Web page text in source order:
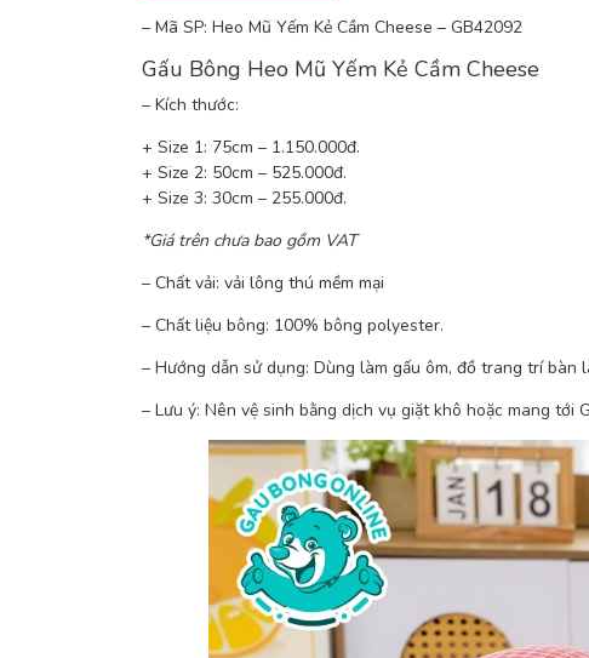
– Mã SP: Heo Mũ Yếm Kẻ Cầm Cheese – GB42092
Gấu Bông Heo Mũ Yếm Kẻ Cầm Cheese
– Kích thước:
+ Size 1: 75cm – 1.150.000đ.
+ Size 2: 50cm – 525.000đ.
+ Size 3: 30cm – 255.000đ.
*Giá trên chưa bao gồm VAT
– Chất vải: vải lông thú mềm mại
– Chất liệu bông: 100% bông polyester.
– Hướng dẫn sử dụng: Dùng làm gấu ôm, đồ trang trí bàn
– Lưu ý: Nên vệ sinh bằng dịch vụ giặt khô hoặc mang